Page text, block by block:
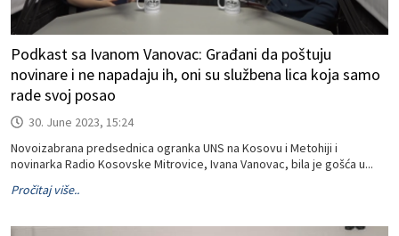
Podkast sa Ivanom Vanovac: Građani da poštuju
novinare i ne napadaju ih, oni su službena lica koja samo
rade svoj posao
30. June 2023, 15:24
Novoizabrana predsednica ogranka UNS na Kosovu i Metohiji i
novinarka Radio Kosovske Mitrovice, Ivana Vanovac, bila je gošća u...
Pročitaj više..